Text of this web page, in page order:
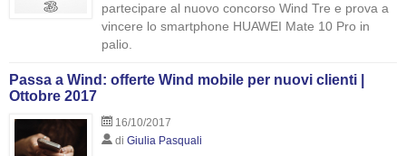
partecipare al nuovo concorso Wind Tre e prova a
vincere lo smartphone HUAWEI Mate 10 Pro in
palio.
Passa a Wind: offerte Wind mobile per nuovi clienti |
Ottobre 2017
16/10/2017
di Giulia Pasquali